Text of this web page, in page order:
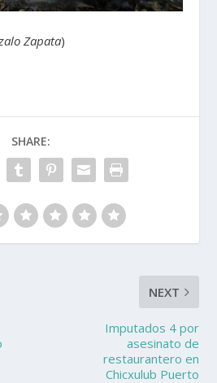
Zapata)
SHARE:
NEXT
Imputados 4 por
asesinato de
restaurantero en
Chicxulub Puerto